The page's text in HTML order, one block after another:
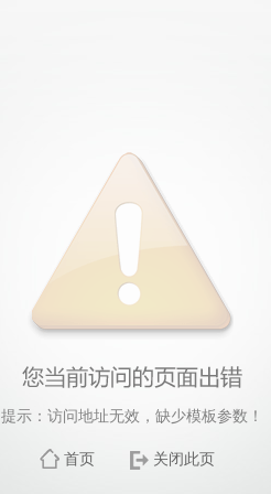
提示：访问地址无效，缺少模板参数！
首页 关闭此页